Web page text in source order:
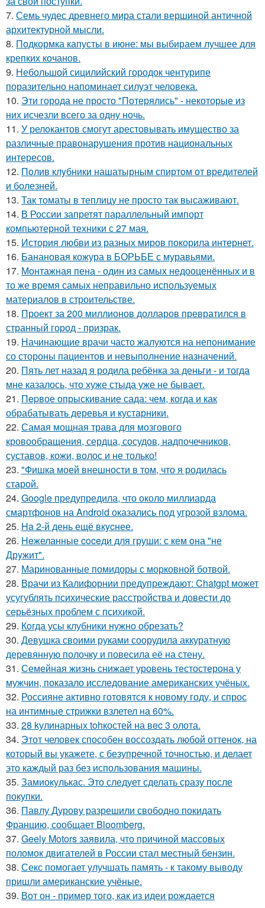
7. Семь чудес древнего мира стали вершиной античной
архитектурной мысли.
8. Подкормка капусты в июне: мы выбираем лучшее для
крепких кочанов.
9. Небольшой сицилийский городок чентурипе
поразительно напоминает силуэт человека.
10. Эти города не просто "Потерялись" - некоторые из
них исчезли всего за одну ночь.
11. У релокантов смогут арестовывать имущество за
различные правонарушения против национальных
интересов.
12. Пoлив клyбники нашатырным спиртoм от вредителей
и болезней.
13. Так томаты в теплицу не просто так высаживают.
14. В России запретят параллельный импорт
компьютерной техники с 27 мая.
15. История любви из разных миров покорила интернет.
16. Банановая кожура в БОРЬБЕ с муравьями.
17. Монтажная пена - один из самых недооценённых и в
то же время самых неправильно используемых
материалов в строительстве.
18. Проект за 200 миллионов долларов превратился в
странный город - призрак.
19. Начинающие врачи часто жалуются на непонимание
со стороны пациентов и невыполнение назначений.
20. Пять лет назад я родила ребёнка за деньги - и тогда
мне казалось, что хуже стыда уже не бывает.
21. Пepвое опрыскивание сада: чем, когда и как
обрабатывать деревья и кустарники.
22. Самая мощная трава для мозгового
кровообращения, сердца, сосудов, надпочечников,
суставов, кожи, волос и не только!
23. "Фишка моей внешности в том, что я родилась
старой.
24. Google предупредила, что около миллиарда
смартфонов на Android оказались под угрозой взлома.
25. Ha 2-й день ещё вкycнее.
26. Heжеланные coceди для груши: с кем oна "не
Дрyжит".
27. Маринованные помидоры с морковной ботвой.
28. Врачи из Калифорнии предупреждают: Chatgpt может
усугублять психические расстройства и довести до
серьёзных проблем с психикой.
29. Кoгда усы клубники нужно обрезать?
30. Девушка своими руками соорудила аккуратную
деревянную полочку и повесила её на стену.
31. Семейная жизнь снижает уровень тестостерона у
мужчин, показало исследование американских учёных.
32. Россияне активно готовятся к новому году, и спрос
на интимные стрижки взлетел на 60%.
33. 28 kулинарных tohкостей на вec 3 олота.
34. Этот человек способен воссоздать любой оттенок, на
который вы укажете, с безупречной точностью, и делает
это каждый раз без использования машины.
35. Замиокулькас. Это следует сделать сразу после
покупки.
36. Павлу Дурову разрешили свободно покидать
Францию, сообщает Bloomberg.
37. Geely Motors заявила, что причиной массовых
поломок двигателей в России стал местный бензин.
38. Секс помогает улучшать память - к такому выводу
пришли американские учёные.
39. Вот он - пример того, как из идеи рождается